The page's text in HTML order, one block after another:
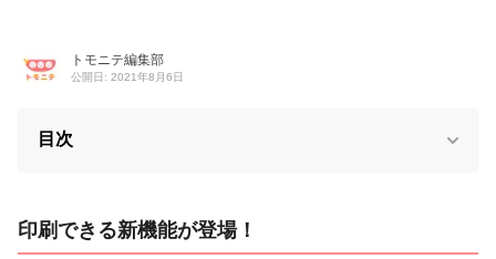
トモニテ編集部
公開日: 2021年8月6日
目次
印刷できる新機能が登場！